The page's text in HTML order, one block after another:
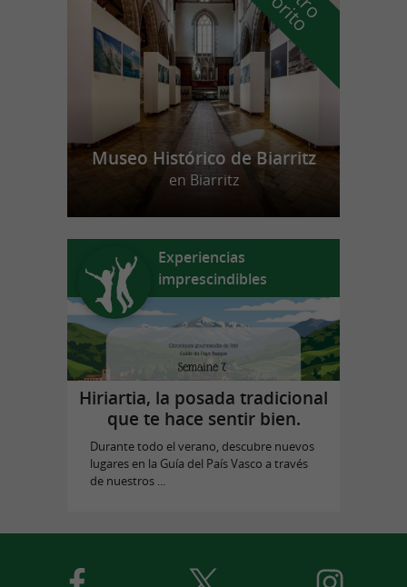
Museo Histórico de Biarritz
en Biarritz
Experiencias
imprescindibles
Hiriartia, la posada tradicional
que te hace sentir bien.
Durante todo el verano, descubre nuevos
lugares en la Guía del País Vasco a través
de nuestros ...